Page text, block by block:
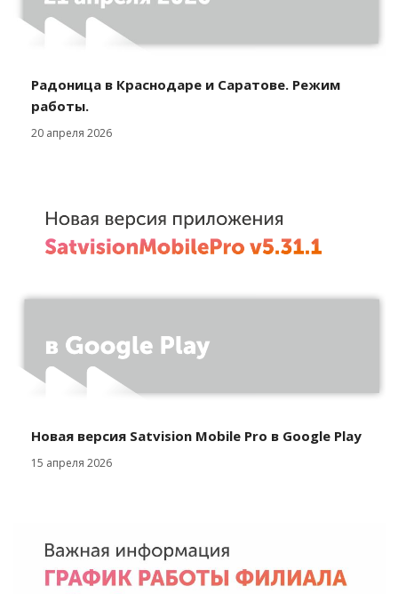
Радоница в Краснодаре и Саратове. Режим
работы.
20 апреля 2026
Новая версия Satvision Mobile Pro в Google Play
15 апреля 2026